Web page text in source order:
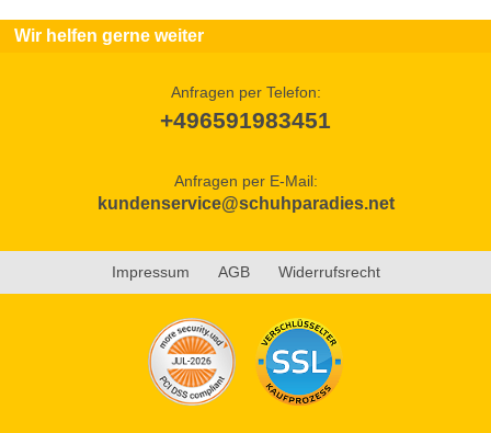
Wir helfen gerne weiter
Anfragen per Telefon:
+496591983451
Anfragen per E-Mail:
kundenservice@schuhparadies.net
Impressum AGB Widerrufsrecht